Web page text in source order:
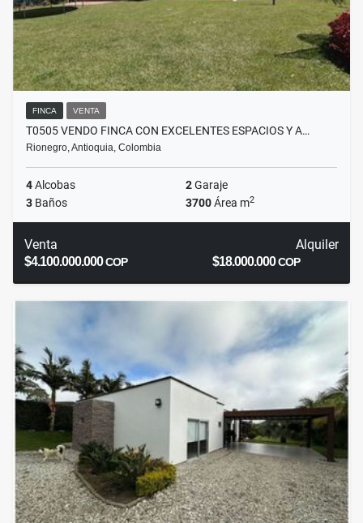
FINCA VENTA
T0505 VENDO FINCA CON EXCELENTES ESPACIOS Y A…
Rionegro, Antioquia, Colombia
4Alcobas 2Garaje
3 Baños 3700Área m2
Venta
$4.100.000.000COP
Alquiler
$18.000.000COP